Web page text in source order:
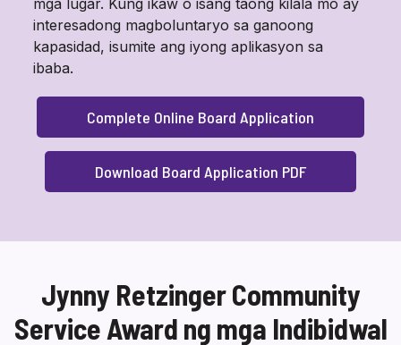
interesadong magboluntaryo sa ganoong
kapasidad, isumite ang iyong aplikasyon sa
ibaba.
Complete Online Board Application
Download Board Application PDF
Jynny Retzinger Community
Service Award ng mga Indibidwal